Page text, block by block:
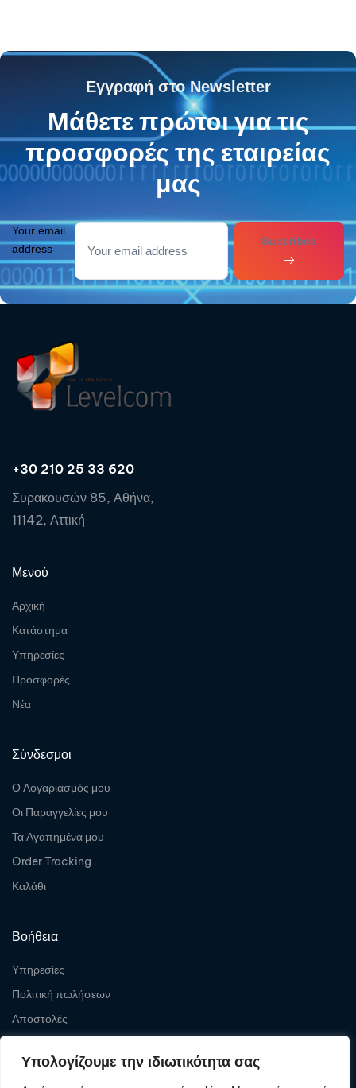
Υπολογίζουμε την ιδιωτικότητα σας
Εγγραφή στο Newsletter
Μάθετε πρώτοι για τις
προσφορές της εταιρείας
μας
Your email
address
Subcribes
+30 210 25 33 620
Συρακουσών 85, Αθήνα,
11142, Αττική
Μενού
Αρχική
Κατάστημα
Υπηρεσίες
Προσφορές
Νέα
Σύνδεσμοι
Ο Λογαριασμός μου
Οι Παραγγελίες μου
Τα Αγαπημένα μου
Order Tracking
Καλάθι
Βοήθεια
Υπηρεσίες
Πολιτική πωλήσεων
Αποστολές